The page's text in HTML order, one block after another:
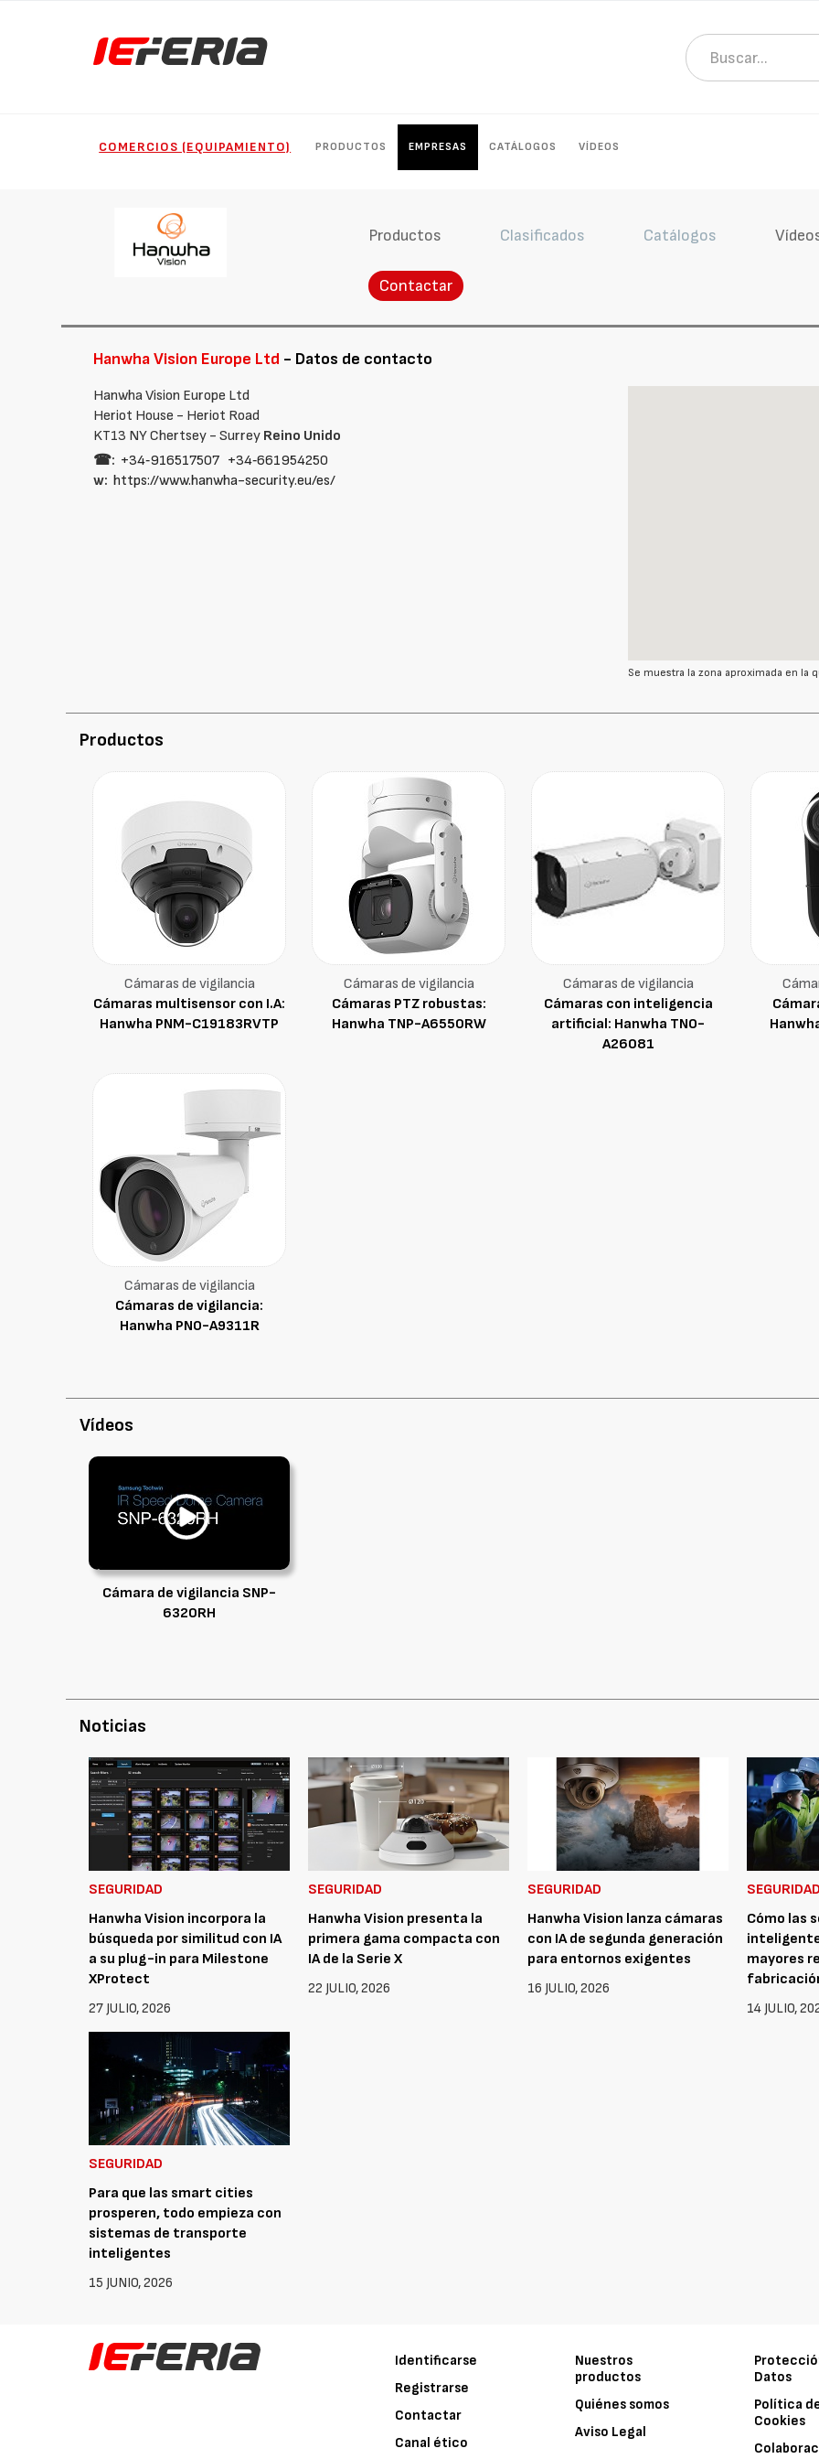
COMERCIOS (EQUIPAMIENTO) PRODUCTOS EMPRESAS CATÁLOGOS VÍDEOS
Productos Clasificados Catálogos
Contactar
Hanwha Vision Europe Ltd - Datos de contacto
Hanwha Vision Europe Ltd
Heriot House - Heriot Road
KT13 NY Chertsey - Surrey Reino Unido
☎: +34‑916517507 +34‑661954250
w:https://www.hanwha-security.eu/es/
Se muestra la zona aproximada en la
Productos
Cámaras de vigilancia
Cámaras multisensor con I.A:
Hanwha PNM-C19183RVTP
Cámaras de vigilancia
Cámaras PTZ robustas:
Hanwha TNP-A6550RW
Cámaras de vigilancia
Cámaras con inteligencia
artificial: Hanwha TNO-
A26081
Cámaras de vigilancia
Cámaras de vigilancia:
Hanwha PNO-A9311R
Vídeos
Cámara de vigilancia SNP-
6320RH
Noticias
SEGURIDAD
Hanwha Vision incorpora la
búsqueda por similitud con IA
a su plug-in para Milestone
XProtect
27 JULIO, 2026
SEGURIDAD
Hanwha Vision presenta la
primera gama compacta con
IA de la Serie X
22 JULIO, 2026
SEGURIDAD
Hanwha Vision lanza cámaras
con IA de segunda generación
para entornos exigentes
16 JULIO, 2026
SEGURIDAD
Cómo las
mayores
14 JULIO,
SEGURIDAD
Para que las smart cities
prosperen, todo empieza con
sistemas de transporte
inteligentes
15 JUNIO, 2026
Identificarse
Registrarse
Contactar
Canal ético
Nuestros
productos
Quiénes somos
Aviso Legal
Datos
Política
Cookies